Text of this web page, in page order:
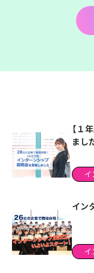
【１
まし
イ
イン
イ